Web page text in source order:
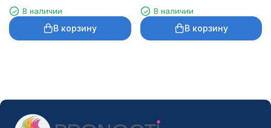
В наличии
В корзину
В наличии
В корзину